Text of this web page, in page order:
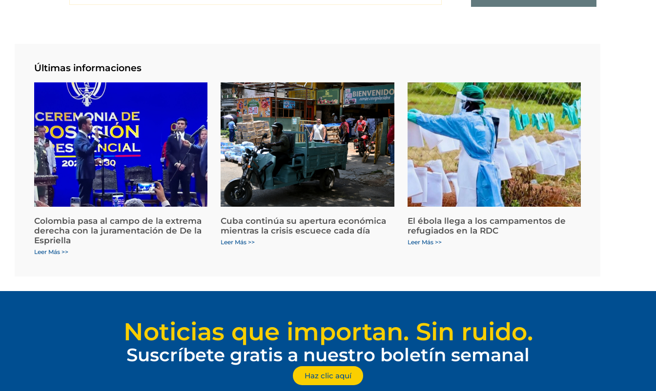
Últimas informaciones
Colombia pasa al campo de la extrema
derecha con la juramentación de De la
Espriella
Leer Más >>
Cuba continúa su apertura económica
mientras la crisis escuece cada día
Leer Más >>
El ébola llega a los campamentos de
refugiados en la RDC
Leer Más >>
Noticias que importan. Sin ruido.
Suscríbete gratis a nuestro boletín semanal
Haz clic aquí